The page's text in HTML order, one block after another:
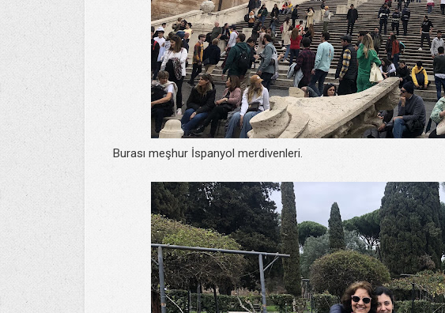
Burası meşhur İspanyol merdivenleri.